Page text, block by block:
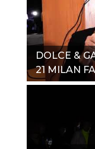
DOLCE &
21 MILAN